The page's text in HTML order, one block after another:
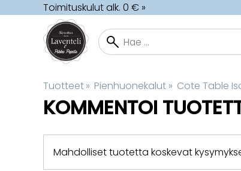
Toimituskulut alk. 0 € »
Tuotteet‪» Pienhuonekalut ‪» Cote Table
KOMMENTOI
Mahdolliset tuotetta koskevat